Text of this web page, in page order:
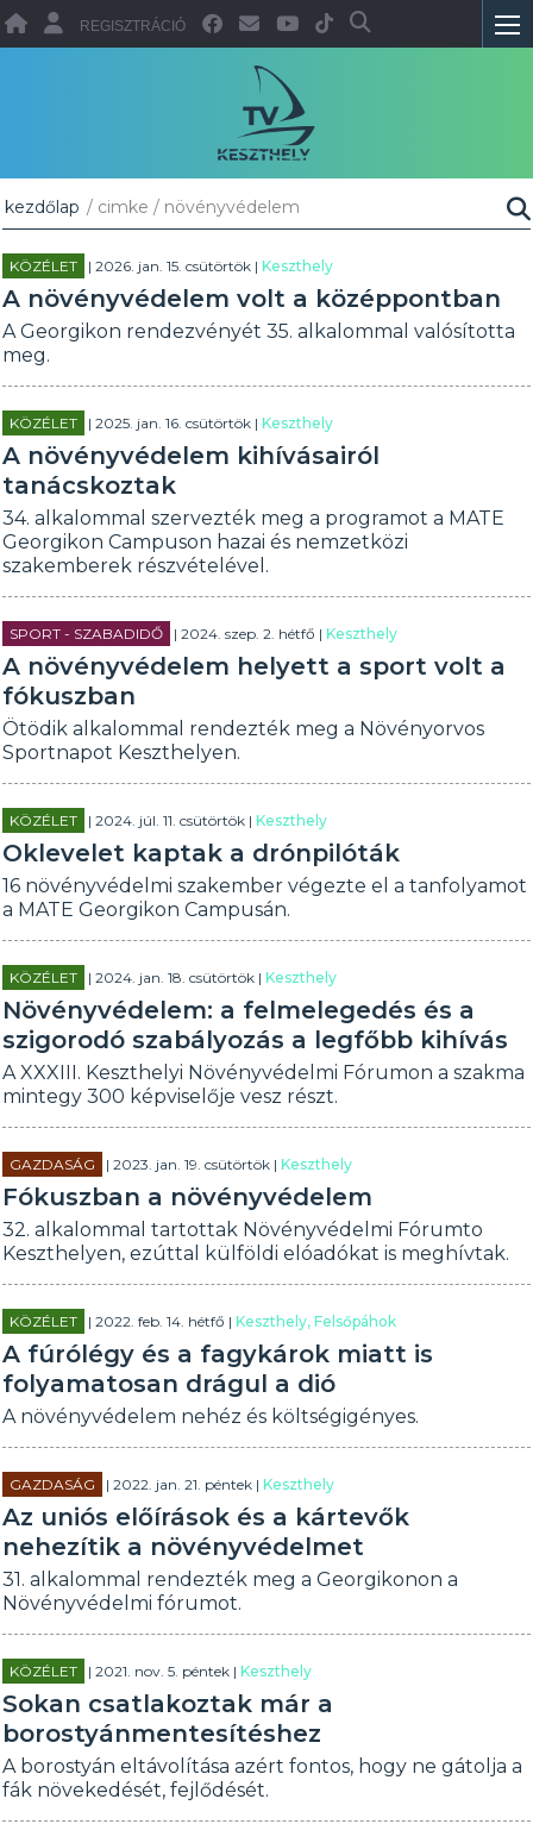
REGISZTRÁCIÓ
kezdőlap / cimke / növényvédelem
KÖZÉLET | 2026. jan. 15. csütörtök |Keszthely
A növényvédelem volt a középpontban
A Georgikon rendezvényét 35. alkalommal valósította
meg.
KÖZÉLET | 2025. jan. 16. csütörtök |Keszthely
A növényvédelem kihívásairól
tanácskoztak
34. alkalommal szervezték meg a programot a MATE
Georgikon Campuson hazai és nemzetközi
szakemberek részvételével.
SPORT - SZABADIDŐ | 2024. szep. 2. hétfő |Keszthely
A növényvédelem helyett a sport volt a
fókuszban
Ötödik alkalommal rendezték meg a Növényorvos
Sportnapot Keszthelyen.
KÖZÉLET | 2024. júl. 11. csütörtök |Keszthely
Oklevelet kaptak a drónpilóták
16 növényvédelmi szakember végezte el a tanfolyamot
a MATE Georgikon Campusán.
KÖZÉLET | 2024. jan. 18. csütörtök |Keszthely
Növényvédelem: a felmelegedés és a
szigorodó szabályozás a legfőbb kihívás
A XXXIII. Keszthelyi Növényvédelmi Fórumon a szakma
mintegy 300 képviselője vesz részt.
GAZDASÁG | 2023. jan. 19. csütörtök |Keszthely
Fókuszban a növényvédelem
32. alkalommal tartottak Növényvédelmi Fórumto
Keszthelyen, ezúttal külföldi elóadókat is meghívtak.
KÖZÉLET | 2022. feb. 14. hétfő |Keszthely, Felsőpáhok
A fúrólégy és a fagykárok miatt is
folyamatosan drágul a dió
A növényvédelem nehéz és költségigényes.
GAZDASÁG | 2022. jan. 21. péntek |Keszthely
Az uniós előírások és a kártevők
nehezítik a növényvédelmet
31. alkalommal rendezték meg a Georgikonon a
Növényvédelmi fórumot.
KÖZÉLET | 2021. nov. 5. péntek |Keszthely
Sokan csatlakoztak már a
borostyánmentesítéshez
A borostyán eltávolítása azért fontos, hogy ne gátolja a
fák növekedését, fejlődését.